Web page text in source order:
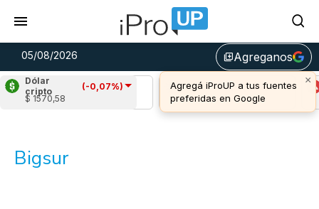
05/08/2026 library_addAgreganos
×
Agregá iProUP a tus fuentes
preferidas en Google
Dólar
cripto
(-0,07%)
$ 1570,58
Ripple
(-1,12%)
u$s 1,06
Cardano (-0,21%)
u$s 0,19
Bigsur